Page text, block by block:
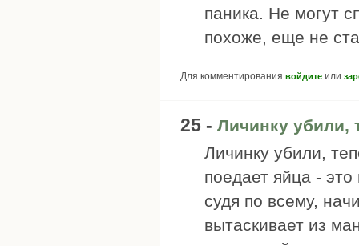
паника. Не могут
похоже, еще не
Для комментирования войдите или
25 - Личинку убили,
Личинку убили,
поедает яйца -
судя по всему,
вытаскивает из